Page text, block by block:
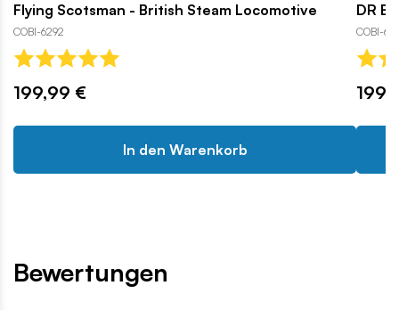
Flying Scotsman - British Steam Locomotive
COBI-6292
199,99 €
In den Warenkorb
DR
COBI-
Bewertungen